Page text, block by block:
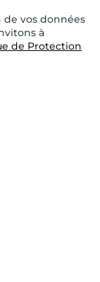
vos données
à
de Protection